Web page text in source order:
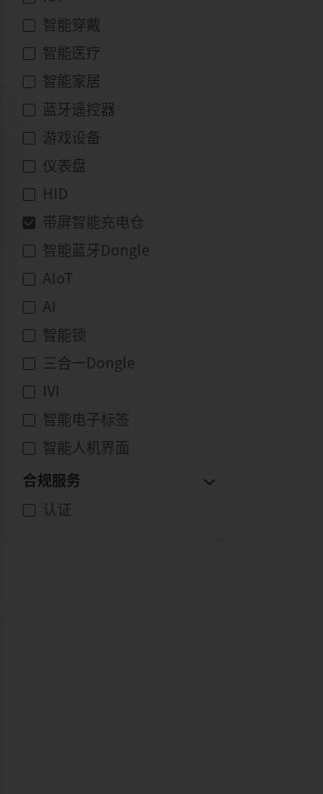
智能穿戴
智能医疗
智能家居
蓝牙遥控器
游戏设备
仪表盘
HID
带屏智能充电仓
智能蓝牙Dongle
AIoT
AI
智能锁
三合一Dongle
IVI
智能电子标签
智能人机界面
合规服务
认证